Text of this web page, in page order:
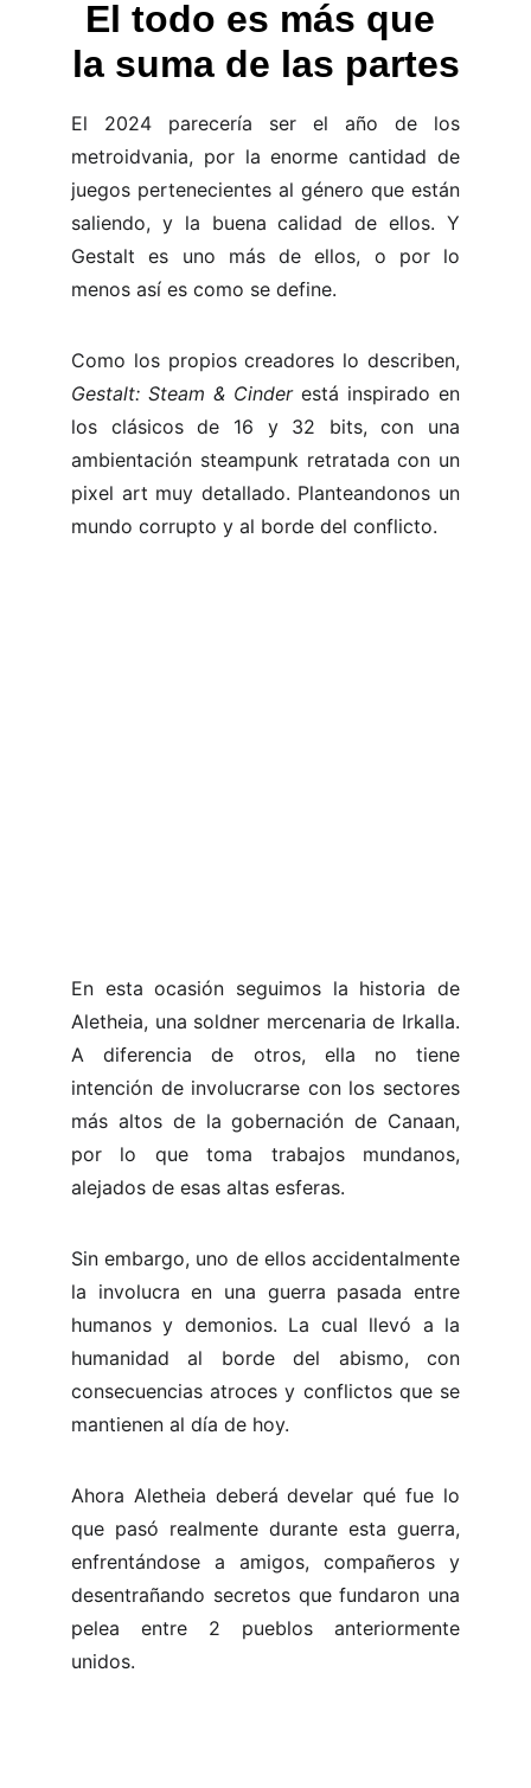
El todo es más que
la suma de las partes
El 2024 parecería ser el año de los
metroidvania, por la enorme cantidad de
juegos pertenecientes al género que están
saliendo, y la buena calidad de ellos. Y
Gestalt es uno más de ellos, o por lo
menos así es como se define.
Como los propios creadores lo describen,
Gestalt: Steam & Cinderestá inspirado en
los clásicos de 16 y 32 bits, con una
ambientación steampunk retratada con un
pixel art muy detallado. Planteandonos un
mundo corrupto y al borde del conflicto.
En esta ocasión seguimos la historia de
Aletheia, una soldner mercenaria de Irkalla.
A diferencia de otros, ella no tiene
intención de involucrarse con los sectores
más altos de la gobernación de Canaan,
por lo que toma trabajos mundanos,
alejados de esas altas esferas.
Sin embargo, uno de ellos accidentalmente
la involucra en una guerra pasada entre
humanos y demonios. La cual llevó a la
humanidad al borde del abismo, con
consecuencias atroces y conflictos que se
mantienen al día de hoy.
Ahora Aletheia deberá develar qué fue lo
que pasó realmente durante esta guerra,
enfrentándose a amigos, compañeros y
desentrañando secretos que fundaron una
pelea entre 2 pueblos anteriormente
unidos.